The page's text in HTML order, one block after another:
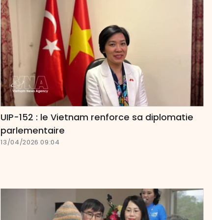
UIP-152 : le Vietnam renforce sa diplomatie
parlementaire
13/04/2026 09:04